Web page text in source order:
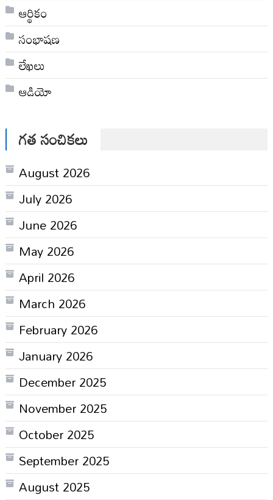
ఆర్థికం
సంభాషణ
లేఖలు
ఆడియో
గత సంచికలు
August 2026
July 2026
June 2026
May 2026
April 2026
March 2026
February 2026
January 2026
December 2025
November 2025
October 2025
September 2025
August 2025